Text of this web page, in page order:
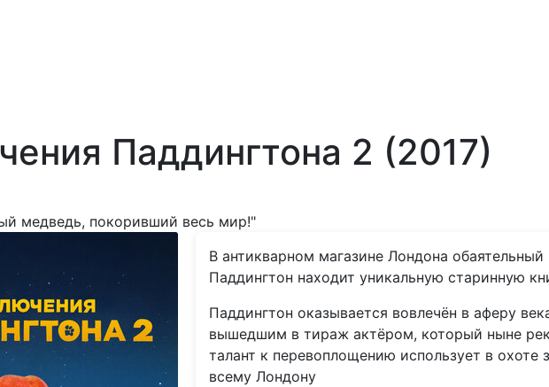
Паддингтона 2 (2017)
медведь, покоривший весь мир!"
В антикварном магазине Лондона
Паддингтон находит уникальную старинную
Паддингтон оказывается вовлечён в аферу
вышедшим в тираж актёром, который ныне
талант к перевоплощению использует в
всему Лондону